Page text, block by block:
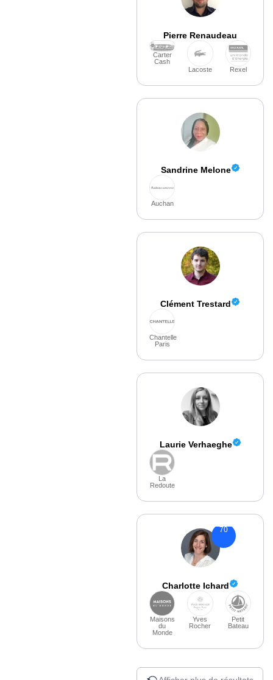
Pierre Renaudeau
Carter
Cash
Lacoste
Rexel
Sandrine Melone
Auchan
Clément Trestard
Chantelle
Paris
Laurie Verhaeghe
La
Redoute
70
Charlotte Ichard
Maisons
du
Monde
Yves
Rocher
Petit
Bateau